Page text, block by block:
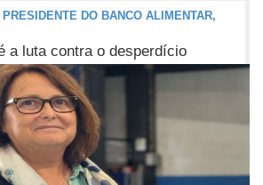
DO BANCO ALIMENTAR,
a luta contra o desperdício